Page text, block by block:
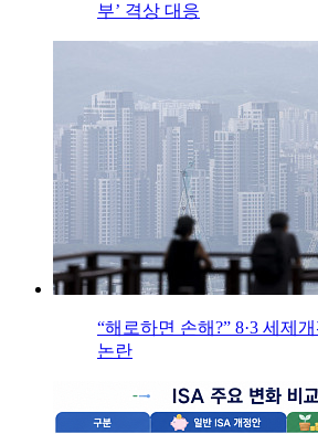
부’ 격상 대응
“해로하면 손해?” 8·3 세제
논란